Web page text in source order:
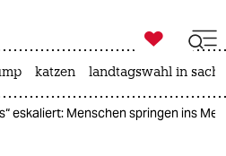
ich
ich

taz zahl ich
katzen landtagswahl in
eskaliert: Menschen springen ins